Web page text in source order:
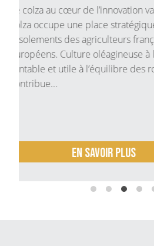
Face aux enjeux
économiques et
le choix des couverts
être laissé au hasard. Bien
améliorent la fertilité des
l’érosion, apportent de la
En savoir